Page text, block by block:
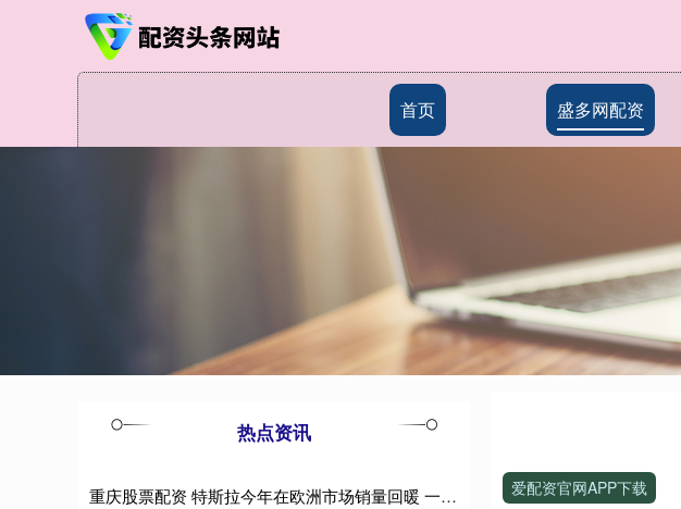
首页 盛多网配资
爱配资官网APP下载
热点资讯
重庆股票配资 特斯拉今年在欧洲市场销量回暖 一季度涨幅近45%